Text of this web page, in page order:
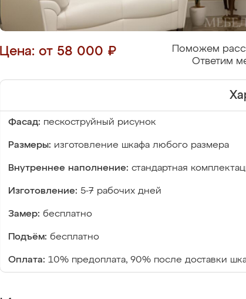
Цена: от 58 000 ₽
Поможем
Ответим
Фасад: пескоструйный рисунок
Размеры: изготовление шкафа любого размера
Внутреннее наполнение: стандартная
Изготовление: 5-7 рабочих дней
Замер: бесплатно
Подъём: бесплатно
Оплата: 10% предоплата, 90% после доставки